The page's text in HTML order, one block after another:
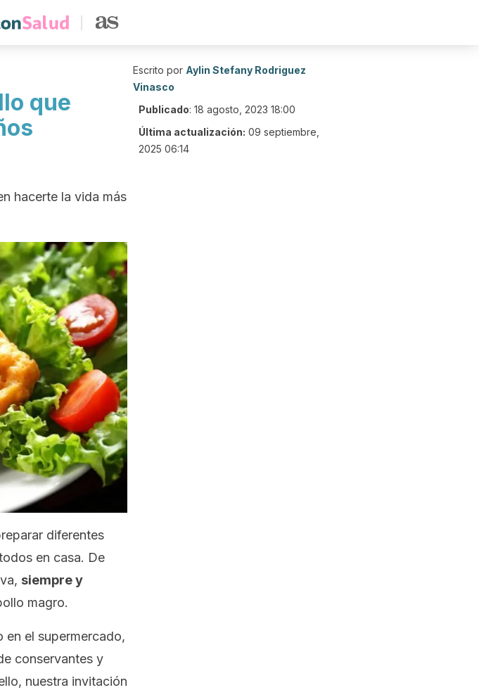
que
hacerte la vida más
diferentes
en casa. De
siempre y
magro.
en el supermercado,
conservantes y
nuestra invitación
Escrito por Aylin Stefany Rodriguez
Vinasco
Publicado: 18 agosto, 2023 18:00
Última actualización: 09 septiembre,
2025 06:14